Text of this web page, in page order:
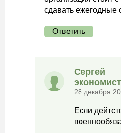
сдавать ежегодные
Ответить
Сергей
экономист
28 декабря
Если